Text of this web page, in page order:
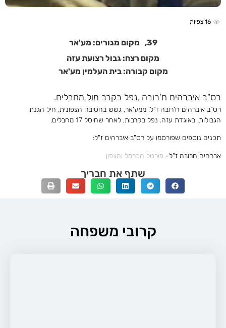
16 צפיות
39,
מקום מגורים: מע'אר
מקום רצח: גבול רצועת עזה
מקום קבורה: בית העלמין מע'אר
רס"ב איברהים ח'רובה ,נפל בקרב מול מחבלים.
רס"ב איברהים ח'רובה ז"ל, ממע'אר, גשש בחטיבה הצפונית, חיל הגנת
הגבולות, באוגדת עזה. נפל בקרבות, לאחר שחיסל 17 מחבלים.
תכנים נוספים שפורסמו על רס"ב איברהים ז"ל:
אברהים חרובה ז"ל- פורטל הכרמל והצפון
שתף את חבריך
קרובי משפחה